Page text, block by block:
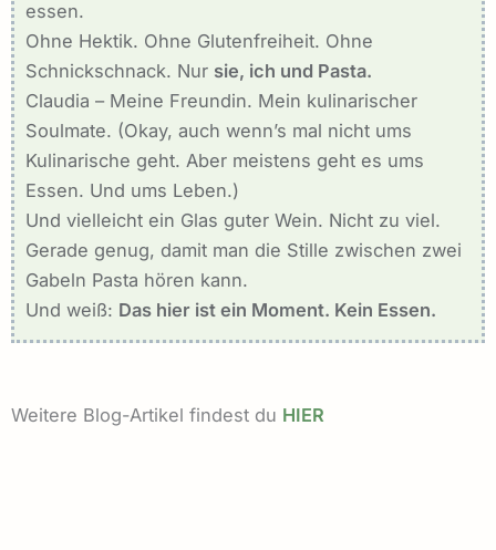
essen.
Ohne Hektik. Ohne Glutenfreiheit. Ohne
Schnickschnack. Nur sie, ich und Pasta.
Claudia – Meine Freundin. Mein kulinarischer
Soulmate. (Okay, auch wenn’s mal nicht ums
Kulinarische geht. Aber meistens geht es ums
Essen. Und ums Leben.)
Und vielleicht ein Glas guter Wein. Nicht zu viel.
Gerade genug, damit man die Stille zwischen zwei
Gabeln Pasta hören kann.
Und weiß: Das hier ist ein Moment. Kein Essen.
Weitere Blog-Artikel findest du HIER